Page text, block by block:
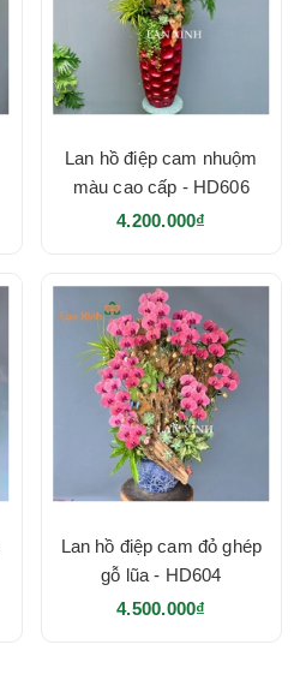
Lan hồ điệp cam nhuộm
màu cao cấp - HD606
4.200.000₫
Lan hồ điệp cam đỏ ghép
gỗ lũa - HD604
4.500.000₫